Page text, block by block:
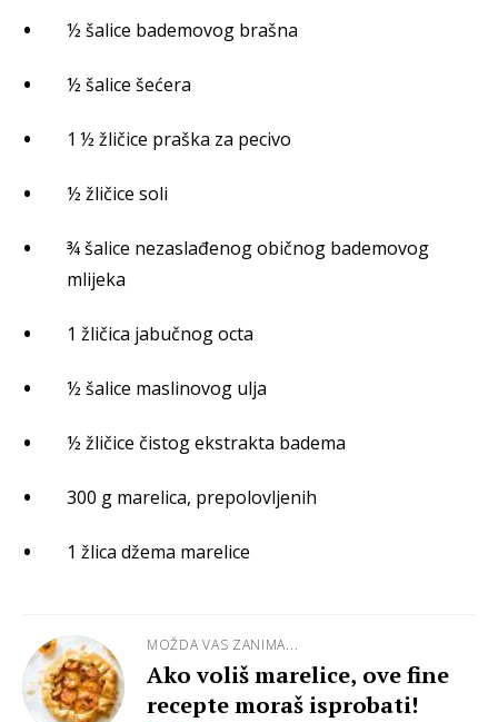
½ šalice bademovog brašna
½ šalice šećera
1 ½ žličice praška za pecivo
½ žličice soli
¾ šalice nezaslađenog običnog bademovog
mlijeka
1 žličica jabučnog octa
½ šalice maslinovog ulja
½ žličice čistog ekstrakta badema
300 g marelica, prepolovljenih
1 žlica džema marelice
MOŽDA VAS ZANIMA...
Ako voliš marelice, ove fine
recepte moraš isprobati!